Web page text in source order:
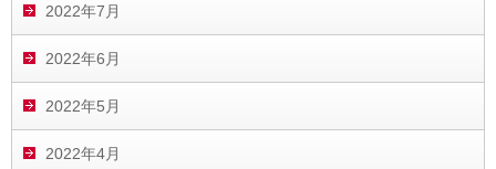
2022年7月
2022年6月
2022年5月
2022年4月